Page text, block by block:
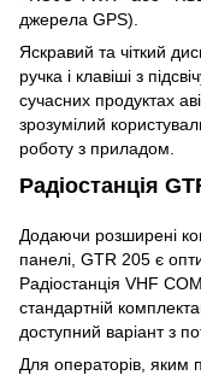
джерела GPS).
Яскравий та чіткий
ручка і клавіші з
сучасних продуктах
зрозумілий
роботу з приладом.
Радіостанція
Додаючи розширені
панелі, GTR 205 є
Радіостанція VHF
стандартній
доступний варіант з
Для операторів, яким